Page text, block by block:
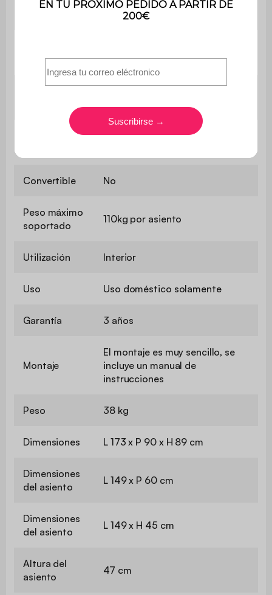
90 cm
del asiento
Comodidad
Convertible No
Peso máximo
soportado
110kg por asiento
Utilización Interior
Uso Uso doméstico solamente
Garantía 3 años
Montaje
El montaje es muy sencillo, se
incluye un manual de
instrucciones
Peso 38 kg
Dimensiones L 173 x P 90 x H 89 cm
Dimensiones
del asiento
L 149 x P 60 cm
Dimensiones
del asiento
L 149 x H 45 cm
Altura del
asiento
47 cm